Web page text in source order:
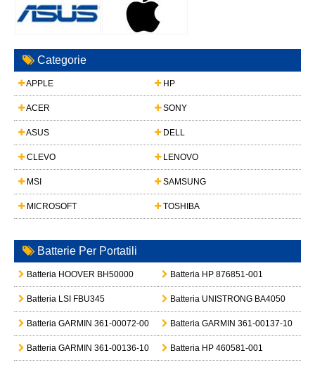
Categorie
APPLE HP
ACER SONY
ASUS DELL
CLEVO LENOVO
MSI SAMSUNG
MICROSOFT TOSHIBA
Batterie Per Portatili
Batteria HOOVER BH50000 Batteria HP 876851-001
Batteria LSI FBU345 Batteria UNISTRONG BA4050
Batteria GARMIN 361-00072-00 Batteria GARMIN 361-00137-10
Batteria GARMIN 361-00136-10 Batteria HP 460581-001